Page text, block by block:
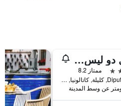
هوتل دو ليس بالميريس
ممتاز 8.2
Diputació, 1, كليلة, كاتالونيا, أسبانيا